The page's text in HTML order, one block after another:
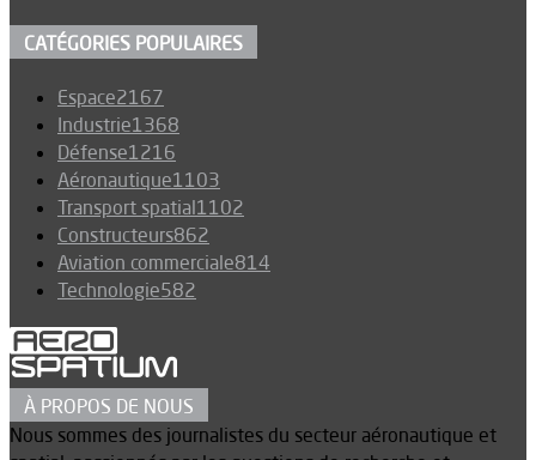
CATÉGORIES POPULAIRES
Espace2167
Industrie1368
Défense1216
Aéronautique1103
Transport spatial1102
Constructeurs862
Aviation commerciale814
Technologie582
À PROPOS DE NOUS
Nous sommes des journalistes du secteur aéronautique et